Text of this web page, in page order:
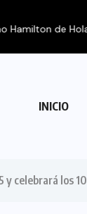
con
INICIO
celebrará los